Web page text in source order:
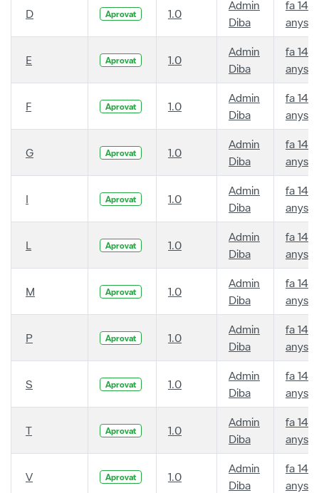
D Aprovat 1.0
Admin
Diba
fa 14
anys
E Aprovat 1.0
Admin
Diba
fa 14
anys
F Aprovat 1.0
Admin
Diba
fa 14
anys
G Aprovat 1.0
Admin
Diba
fa 14
anys
I Aprovat 1.0
Admin
Diba
fa 14
anys
L Aprovat 1.0
Admin
Diba
fa 14
anys
M Aprovat 1.0
Admin
Diba
fa 14
anys
P Aprovat 1.0
Admin
Diba
fa 14
anys
S Aprovat 1.0
Admin
Diba
fa 14
anys
T Aprovat 1.0
Admin
Diba
fa 14
anys
V Aprovat 1.0
Admin
Diba
fa 14
anys